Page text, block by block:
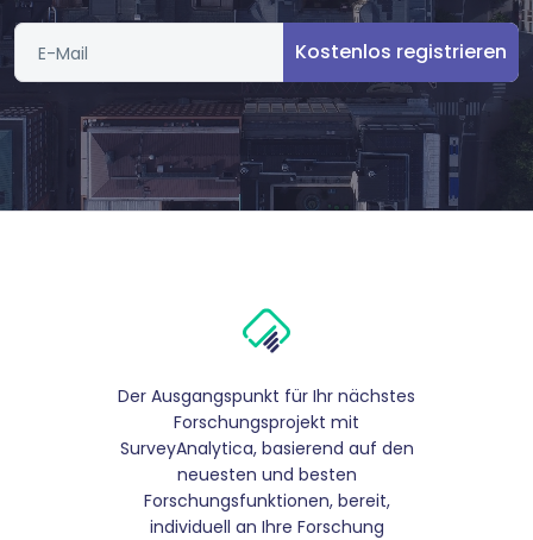
Kostenlos registrieren
Der Ausgangspunkt für Ihr nächstes
Forschungsprojekt mit
SurveyAnalytica, basierend auf den
neuesten und besten
Forschungsfunktionen, bereit,
individuell an Ihre Forschung